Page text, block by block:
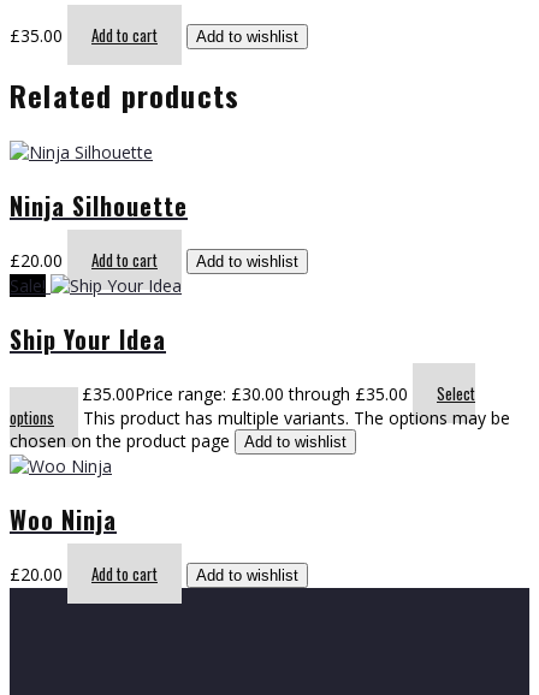
£35.00 Add to cart Add to wishlist
Related products
Ninja Silhouette
£20.00 Add to cart Add to wishlist
Sale!
Ship Your Idea
£30.00 – £35.00Price range: £30.00 through £35.00
Select
options
This product has multiple variants. The options may be
chosen on the product page
Add to wishlist
Woo Ninja
£20.00 Add to cart Add to wishlist